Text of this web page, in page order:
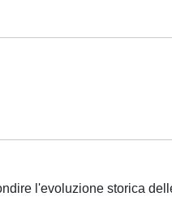
l'evoluzione storica